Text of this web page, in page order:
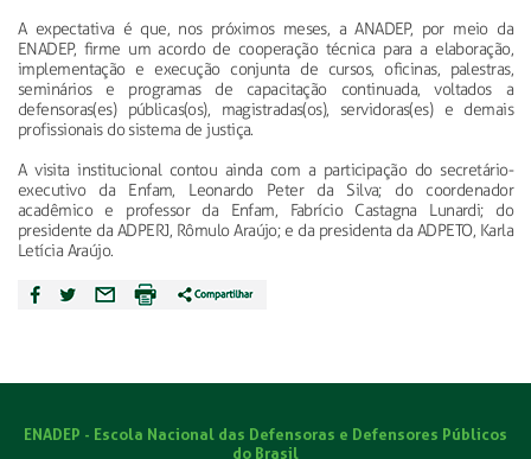
A expectativa é que, nos próximos meses, a ANADEP, por meio da
ENADEP, firme um acordo de cooperação técnica para a elaboração,
implementação e execução conjunta de cursos, oficinas, palestras,
seminários e programas de capacitação continuada, voltados a
defensoras(es) públicas(os), magistradas(os), servidoras(es) e demais
profissionais do sistema de justiça.
A visita institucional contou ainda com a participação do secretário-
executivo da Enfam, Leonardo Peter da Silva; do coordenador
acadêmico e professor da Enfam, Fabrício Castagna Lunardi; do
presidente da ADPERJ, Rômulo Araújo; e da presidenta da ADPETO, Karla
Letícia Araújo.
ENADEP - Escola Nacional das Defensoras e Defensores Públicos
do Brasil